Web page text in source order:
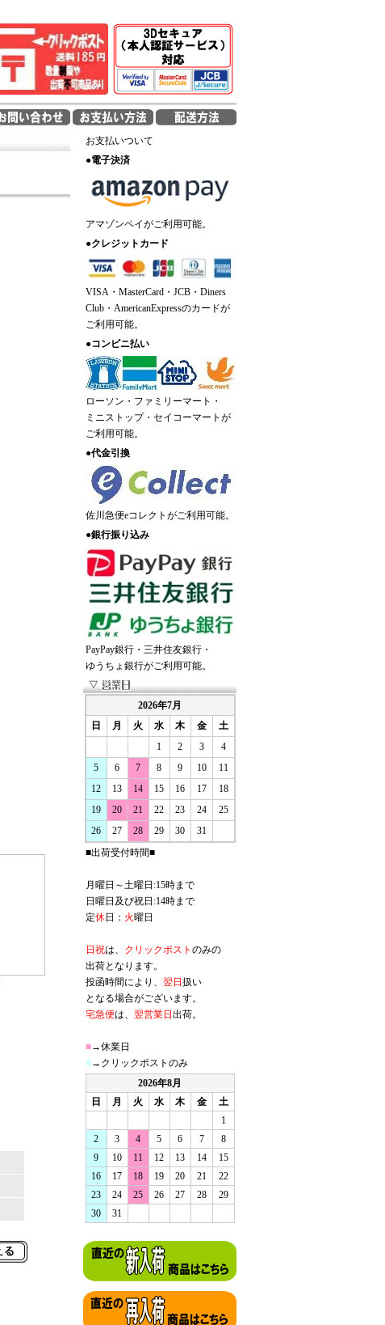
お支払いついて
●電子決済
アマゾンペイがご利用可能。
●クレジットカード
VISA・MasterCard・JCB・Diners
Club・AmericanExpressのカードが
ご利用可能。
●コンビニ払い
ローソン・ファミリーマート・
ミニストップ・セイコーマートが
ご利用可能。
●代金引換
佐川急便eコレクトがご利用可能。
●銀行振り込み
PayPay銀行・三井住友銀行・
ゆうちょ銀行がご利用可能。
2026年7月
日
月 火 水 木 金
土
1
2 3
4
5
6 7 8 9 10
11
12
13 14 15 16 17
18
19
20 21 22 23 24
25
26
27 28 29 30
31
■出荷受付時間■
月曜日～土曜日:15時まで
日曜日及び祝日:14時まで
定休日： 火曜日
日祝は、 クリックポスト のみの
出荷となります。
投函時間により、 翌日 扱い
となる場合がございます。
宅急便は、 翌営業日 出荷。
■→休業日
■→クリックポストのみ
2026年8月
日
月 火 水 木 金
土
1
2
3 4 5 6 7
8
9
10 11 12 13 14
15
16
17 18 19 20 21
22
23
24 25 26 27 28
29
30
31